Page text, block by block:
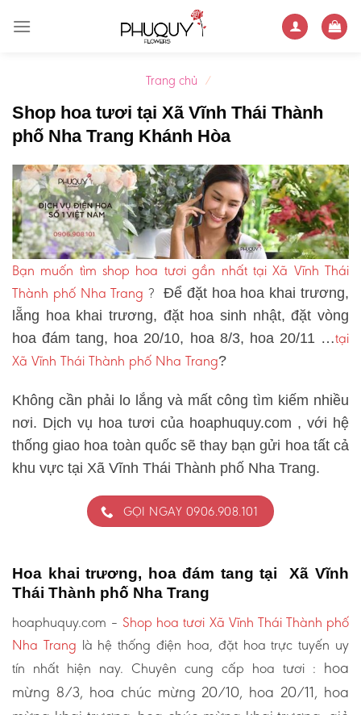
Trang chủ /
Shop hoa tươi tại Xã Vĩnh Thái Thành
phố Nha Trang Khánh Hòa
Bạn muốn tìm shop hoa tươi gần nhất tại Xã Vĩnh Thái
Thành phố Nha Trang ? Để đặt hoa hoa khai trương,
lẵng hoa khai trương, đặt hoa sinh nhật, đặt vòng
hoa đám tang, hoa 20/10, hoa 8/3, hoa 20/11 …tại
Xã Vĩnh Thái Thành phố Nha Trang?
Không cần phải lo lắng và mất công tìm kiếm nhiều
nơi. Dịch vụ hoa tươi của hoaphuquy.com , với hệ
thống giao hoa toàn quốc sẽ thay bạn gửi hoa tất cả
khu vực tại Xã Vĩnh Thái Thành phố Nha Trang.
GỌI NGAY 0906.908.101
Hoa khai trương, hoa đám tang tại Xã Vĩnh
Thái Thành phố Nha Trang
hoaphuquy.com – Shop hoa tươi Xã Vĩnh Thái Thành phố
Nha Trang là hệ thống điện hoa, đặt hoa trực tuyến uy
tín nhất hiện nay. Chuyên cung cấp hoa tươi : hoa
mừng 8/3, hoa chúc mừng 20/10, hoa 20/11, hoa